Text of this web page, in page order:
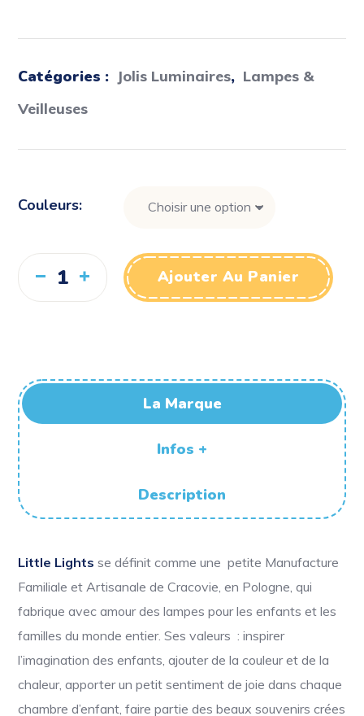
Catégories : Jolis Luminaires, Lampes &
Veilleuses
Couleurs
Ajouter Au Panier
La Marque
Infos +
Description
Little Lights se définit comme une petite Manufacture
Familiale et Artisanale de Cracovie, en Pologne, qui
fabrique avec amour des lampes pour les enfants et les
familles du monde entier. Ses valeurs : inspirer
l’imagination des enfants, ajouter de la couleur et de la
chaleur, apporter un petit sentiment de joie dans chaque
chambre d’enfant, faire partie des beaux souvenirs crées